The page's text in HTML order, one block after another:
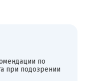
по
при подозрении